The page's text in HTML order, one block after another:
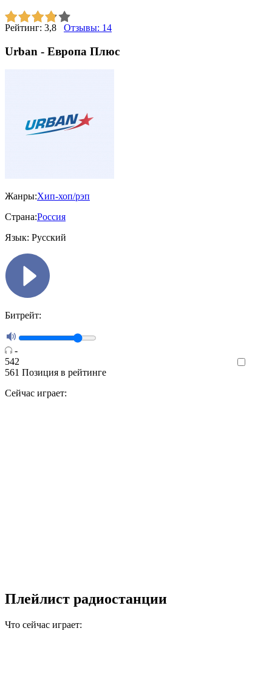
Рейтинг: 3,8 Отзывы: 14
Urban - Европа Плюс
Жанры:Хип-хоп/рэп
Страна:Россия
Язык: Русский
Битрейт:
-
542
561 Позиция в рейтинге
Сейчас играет:
Плейлист радиостанции
Что сейчас играет: